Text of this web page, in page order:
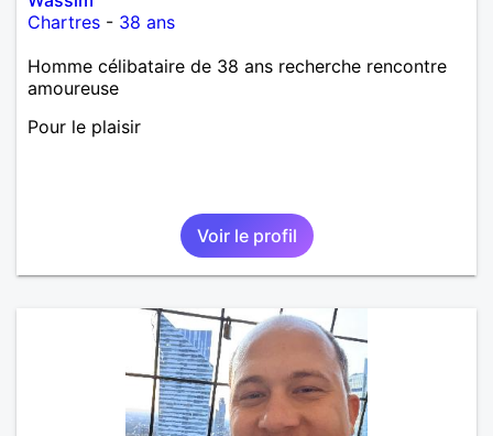
Chartres - 38 ans
Homme célibataire de 38 ans recherche rencontre
amoureuse
Pour le plaisir
Voir le profil